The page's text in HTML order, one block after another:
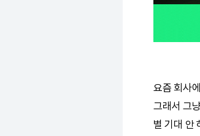
요즘 회사
그래서 그
별 기대 안